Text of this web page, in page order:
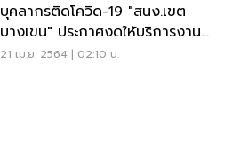
บุคลากรติดโควิด-19 "สนง.เขต
บางเขน" ประกาศงดให้บริการงาน
ทะเบียน 7 วัน
21 เม.ย. 2564 | 02:10 น.